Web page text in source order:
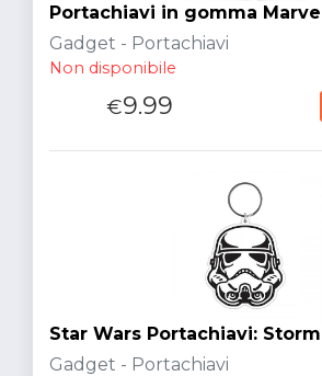
Portachiavi in gomma
Gadget - Portachiavi
Non disponibile
€9.99
Star Wars Portachiavi:
Gadget - Portachiavi